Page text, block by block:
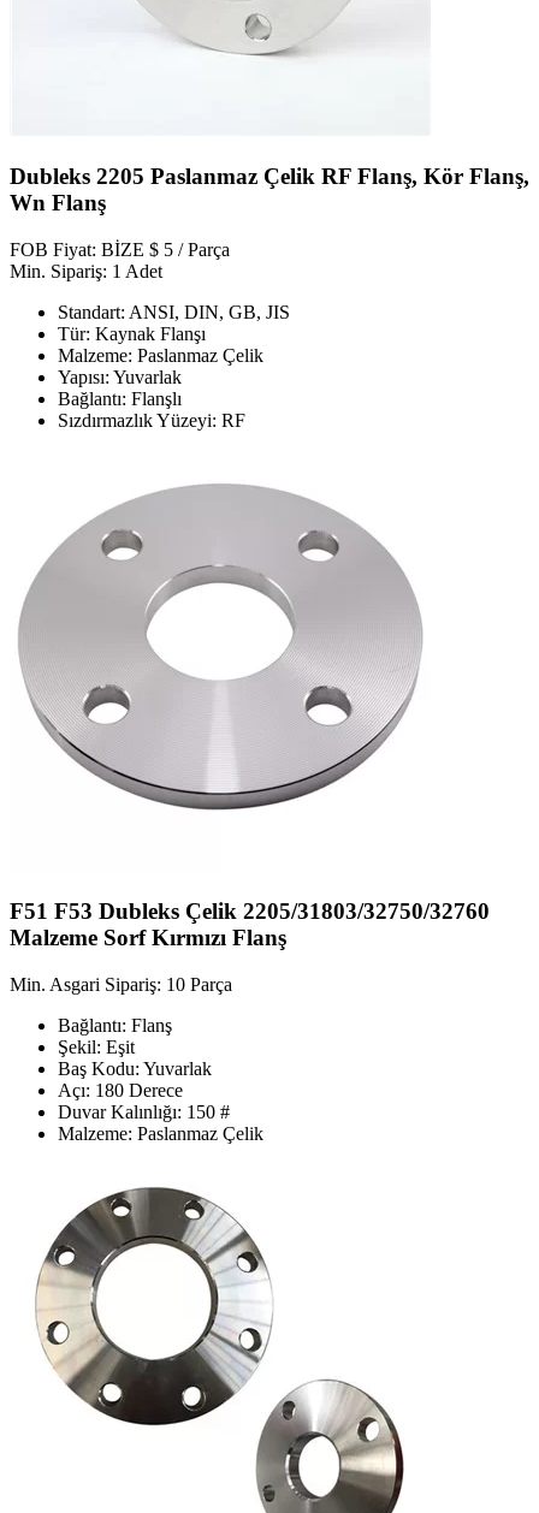
Dubleks 2205 Paslanmaz Çelik RF Flanş, Kör Flanş,
Wn Flanş
FOB Fiyat: BİZE $ 5 / Parça
Min. Sipariş: 1 Adet
Standart: ANSI, DIN, GB, JIS
Tür: Kaynak Flanşı
Malzeme: Paslanmaz Çelik
Yapısı: Yuvarlak
Bağlantı: Flanşlı
Sızdırmazlık Yüzeyi: RF
F51 F53 Dubleks Çelik 2205/31803/32750/32760
Malzeme Sorf Kırmızı Flanş
Min. Asgari Sipariş: 10 Parça
Bağlantı: Flanş
Şekil: Eşit
Baş Kodu: Yuvarlak
Açı: 180 Derece
Duvar Kalınlığı: 150 #
Malzeme: Paslanmaz Çelik